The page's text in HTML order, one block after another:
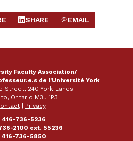
X SHARE ON LINKEDIN
SHARE
SEND EMAIL
EMAIL
Faculty Association/
de l'Université York
Street, 240 York Lanes
Ontario M3J 1P3
|
Privacy
416-736-5236
2100 ext. 55236
736-5850